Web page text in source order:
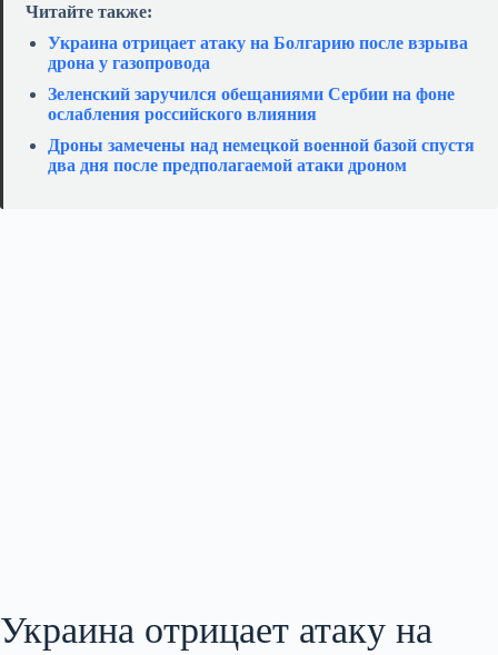
Читайте также:
Украина отрицает атаку на Болгарию после взрыва
дрона у газопровода
Зеленский заручился обещаниями Сербии на фоне
ослабления российского влияния
Дроны замечены над немецкой военной базой спустя
два дня после предполагаемой атаки дроном
Украина отрицает атаку на